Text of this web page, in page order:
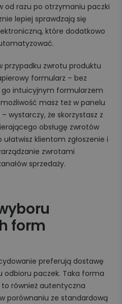
od razu po otrzymaniu paczki
lepiej sprawdzają się
które dodatkowo
przypadku zwrotu produktu
formularz – bez
intuicyjnym formularzem
masz też w panelu
wystarczy, że skorzystasz z
obsługę zwrotów
ułatwisz klientom zgłoszenie i
zwrotami
sprzedaży.
form
preferują dostawę
paczek. Taka forma
również autentyczna
w porównaniu ze standardową